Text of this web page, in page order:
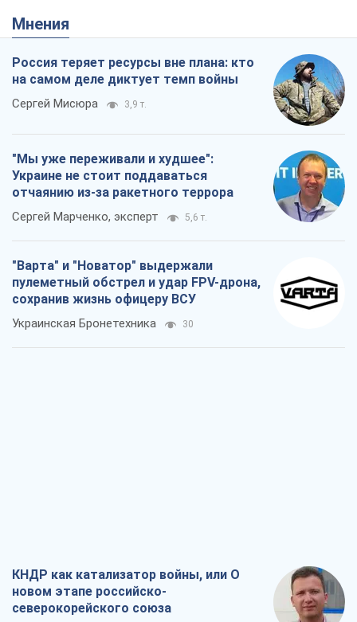
Мнения
Россия теряет ресурсы вне плана: кто
на самом деле диктует темп войны
Сергей Мисюра 3,9 т.
"Мы уже переживали и худшее":
Украине не стоит поддаваться
отчаянию из-за ракетного террора
Сергей Марченко, эксперт 5,6 т.
"Варта" и "Новатор" выдержали
пулеметный обстрел и удар FPV-дрона,
сохранив жизнь офицеру ВСУ
Украинская Бронетехника 30
КНДР как катализатор войны, или О
новом этапе российско-
северокорейского союза